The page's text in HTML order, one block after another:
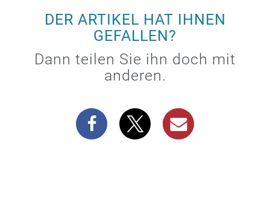
DER ARTIKEL HAT IHNEN
GEFALLEN?
Dann teilen Sie ihn doch mit
anderen.